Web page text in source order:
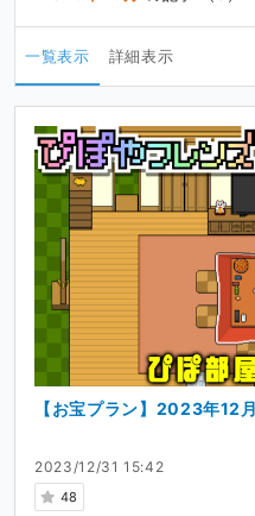
一覧表示 詳細表示
2023/12/31 15:42
48
【お宝プラン】2023年12